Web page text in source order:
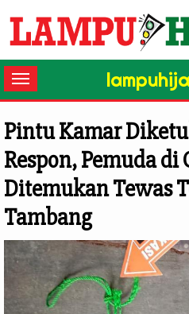
Toggle
navigation
Pintu Kamar
Respon, Pemuda
Ditemukan Tewas
Tambang